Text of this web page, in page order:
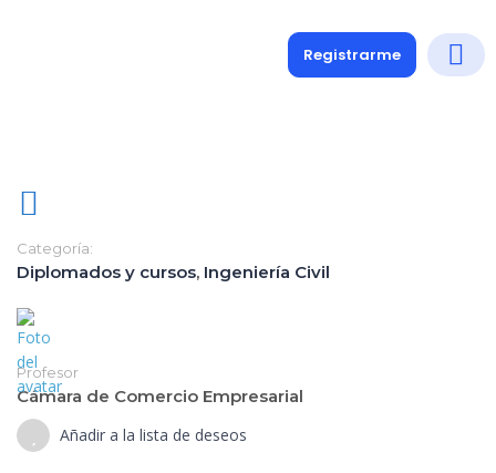
Registrarme
Categoría:
Diplomados y cursos, Ingeniería Civil
Profesor
Cámara de Comercio Empresarial
Añadir a la lista de deseos